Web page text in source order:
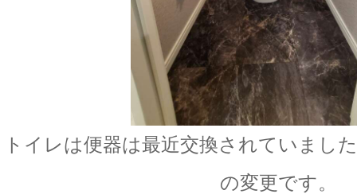
トイレは便器は最近交換されていまし
の変更です。